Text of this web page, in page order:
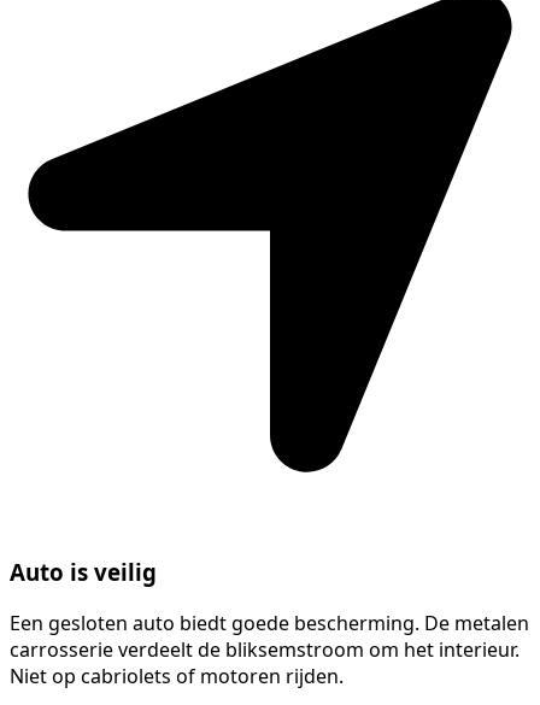
Auto is veilig
Een gesloten auto biedt goede bescherming. De metalen
carrosserie verdeelt de bliksemstroom om het interieur.
Niet op cabriolets of motoren rijden.